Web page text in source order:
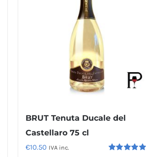
BRUT Tenuta Ducale del
Castellaro 75 cl
€10.50 IVA inc.